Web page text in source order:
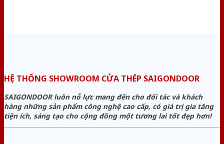
HỆ THỐNG SHOWROOM CỬA THÉP SAIGONDOOR
SAIGONDOOR luôn nỗ lực mang đến cho đối tác và khách
hàng những sản phẩm công nghệ cao cấp, có giá trị gia tăng
tiện ích, sáng tạo cho cộng đồng một tương lai tốt đẹp hơn!